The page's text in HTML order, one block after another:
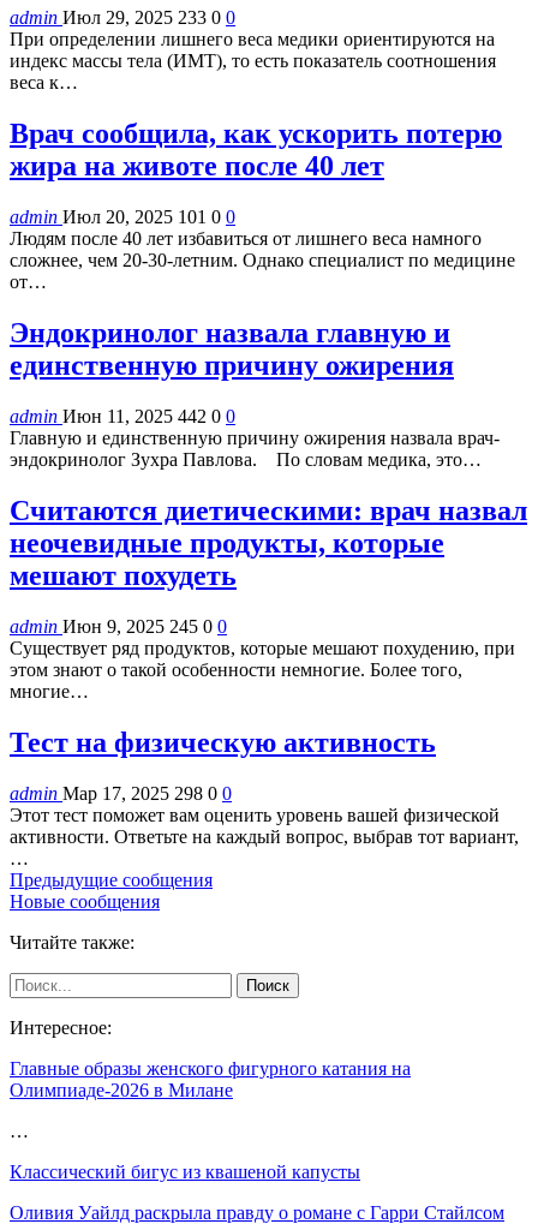
admin Июл 29, 2025 233 0 0
При определении лишнего веса медики ориентируются на
индекс массы тела (ИМТ), то есть показатель соотношения
веса к…
Врач сообщила, как ускорить потерю
жира на животе после 40 лет
admin Июл 20, 2025 101 0 0
Людям после 40 лет избавиться от лишнего веса намного
сложнее, чем 20-30-летним. Однако специалист по медицине
от…
Эндокринолог назвала главную и
единственную причину ожирения
admin Июн 11, 2025 442 0 0
Главную и единственную причину ожирения назвала врач-
эндокринолог Зухра Павлова. По словам медика, это…
Считаются диетическими: врач назвал
неочевидные продукты, которые
мешают похудеть
admin Июн 9, 2025 245 0 0
Существует ряд продуктов, которые мешают похудению, при
этом знают о такой особенности немногие. Более того,
многие…
Тест на физическую активность
admin Мар 17, 2025 298 0 0
Этот тест поможет вам оценить уровень вашей физической
активности. Ответьте на каждый вопрос, выбрав тот вариант,
…
Предыдущие сообщения
Новые сообщения
Читайте также:
Интересное:
Главные образы женского фигурного катания на
Олимпиаде-2026 в Милане
…
Классический бигус из квашеной капусты
Оливия Уайлд раскрыла правду о романе с Гарри Стайлсом